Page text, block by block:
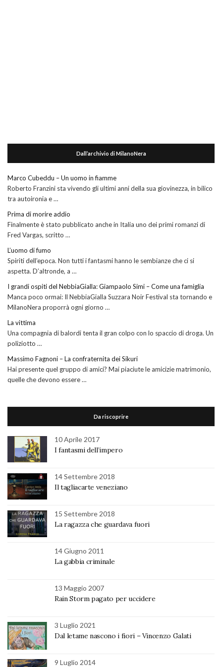
Dall’archivio di MilanoNera
Marco Cubeddu – Un uomo in fiamme
Roberto Franzini sta vivendo gli ultimi anni della sua giovinezza, in bilico
tra autoironia e …
Prima di morire addio
Finalmente è stato pubblicato anche in Italia uno dei primi romanzi di
Fred Vargas, scritto …
L’uomo di fumo
Spiriti dell’epoca. Non tutti i fantasmi hanno le sembianze che ci si
aspetta. D’altronde, a …
I grandi ospiti del NebbiaGialla: Giampaolo Simi – Come una famiglia
Manca poco ormai: Il NebbiaGialla Suzzara Noir Festival sta tornando e
MilanoNera proporrà ogni giorno …
La vittima
Una compagnia di balordi tenta il gran colpo con lo spaccio di droga. Un
poliziotto …
Massimo Fagnoni – La confraternita dei Sikuri
Hai presente quel gruppo di amici? Mai piaciute le amicizie matrimonio,
quelle che devono essere …
Da riscoprire
10 Aprile 2017
I fantasmi dell’impero
14 Settembre 2018
Il tagliacarte veneziano
15 Settembre 2018
La ragazza che guardava fuori
14 Giugno 2011
La gabbia criminale
13 Maggio 2007
Rain Storm pagato per uccidere
3 Luglio 2021
Dal letame nascono i fiori – Vincenzo Galati
9 Luglio 2014